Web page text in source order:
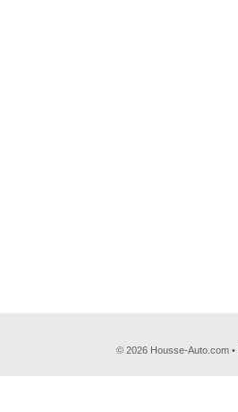
© 2026 Housse-Auto.com •